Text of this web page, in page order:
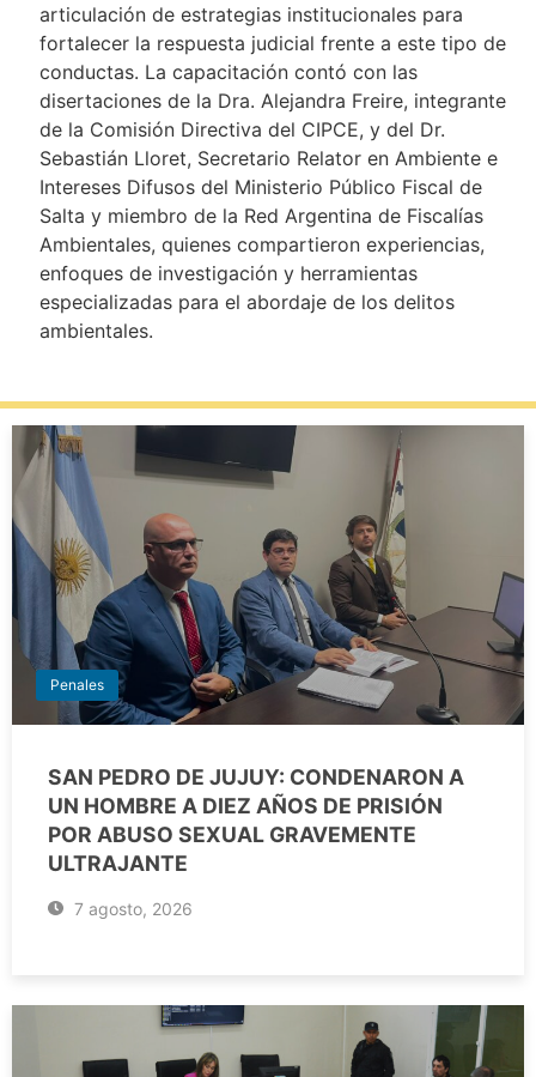
articulación de estrategias institucionales para
fortalecer la respuesta judicial frente a este tipo de
conductas. La capacitación contó con las
disertaciones de la Dra. Alejandra Freire, integrante
de la Comisión Directiva del CIPCE, y del Dr.
Sebastián Lloret, Secretario Relator en Ambiente e
Intereses Difusos del Ministerio Público Fiscal de
Salta y miembro de la Red Argentina de Fiscalías
Ambientales, quienes compartieron experiencias,
enfoques de investigación y herramientas
especializadas para el abordaje de los delitos
ambientales.
Penales
SAN PEDRO DE JUJUY: CONDENARON A
UN HOMBRE A DIEZ AÑOS DE PRISIÓN
POR ABUSO SEXUAL GRAVEMENTE
ULTRAJANTE
7 agosto, 2026